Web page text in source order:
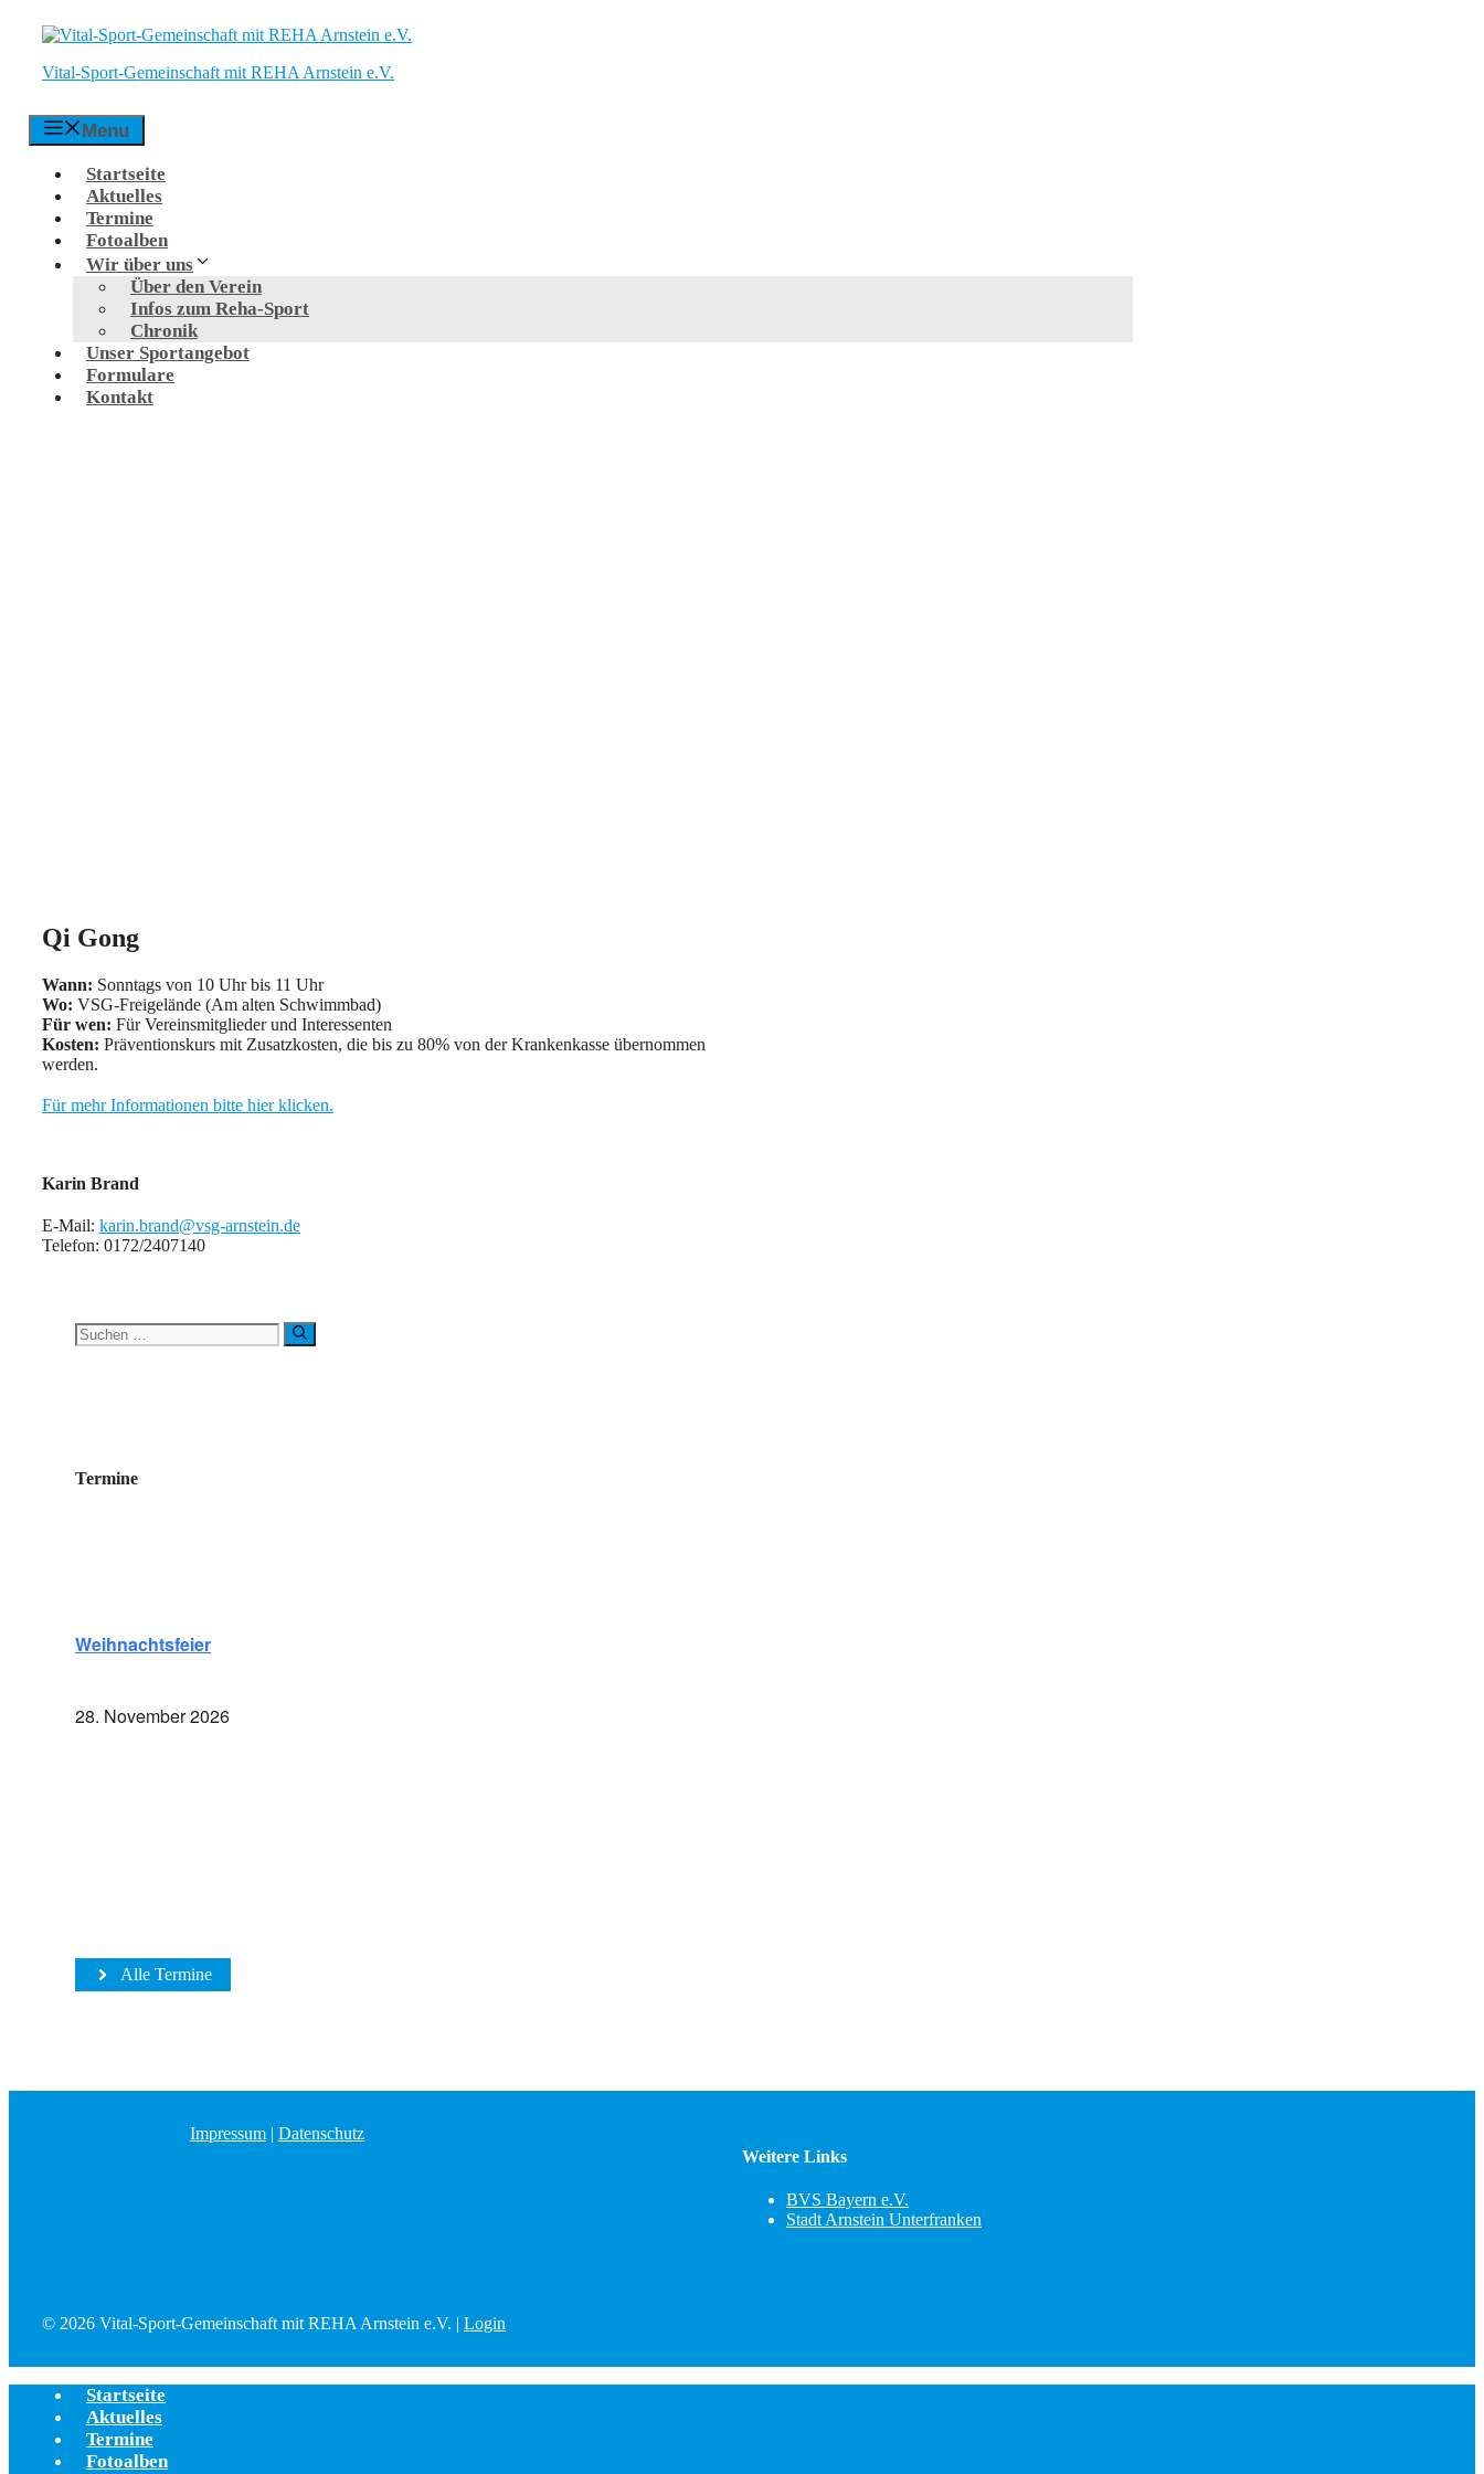
Inhalt
Vital-Sport-Gemeinschaft mit REHA Arnstein e.V.
Menu
Startseite
Aktuelles
Termine
Fotoalben
Wir über uns
Über den Verein
Infos zum Reha-Sport
Chronik
Unser Sportangebot
Formulare
Kontakt
Qi Gong
Wann: Sonntags von 10 Uhr bis 11 Uhr
Wo: VSG-Freigelände (Am alten Schwimmbad)
Für wen: Für Vereinsmitglieder und Interessenten
Kosten: Präventionskurs mit Zusatzkosten, die bis zu 80% von der Krankenkasse übernommen
werden.
Für mehr Informationen bitte hier klicken.
Karin Brand
E-Mail: karin.brand@vsg-arnstein.de
Telefon: 0172/2407140
Suchen
nach:
Termine
Weihnachtsfeier
28. November 2026
Alle Termine
Impressum | Datenschutz
Weitere Links
BVS Bayern e.V.
Stadt Arnstein Unterfranken
© 2026 Vital-Sport-Gemeinschaft mit REHA Arnstein e.V. | Login
Startseite
Aktuelles
Termine
Fotoalben